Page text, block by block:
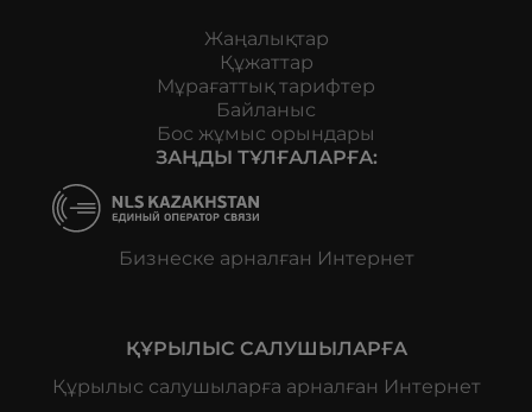
Жаңалықтар
Құжаттар
Мұрағаттық тарифтер
Байланыс
Бос жұмыс орындары
ЗАҢДЫ ТҰЛҒАЛАРҒА:
Бизнеске арналған Интернет
ҚҰРЫЛЫС САЛУШЫЛАРҒА
Құрылыс салушыларға арналған Интернет